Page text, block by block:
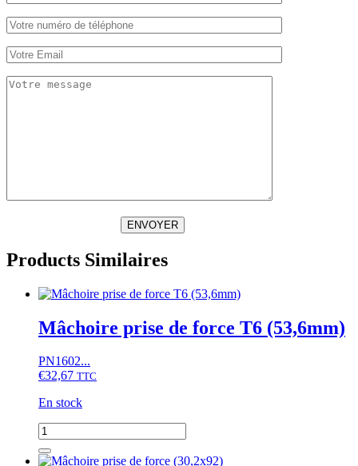
ENVOYER
Products Similaires
Mâchoire prise de force T6 (53,6mm)
PN1602...
€32,67 TTC
En stock
quantité
de
Mâchoire